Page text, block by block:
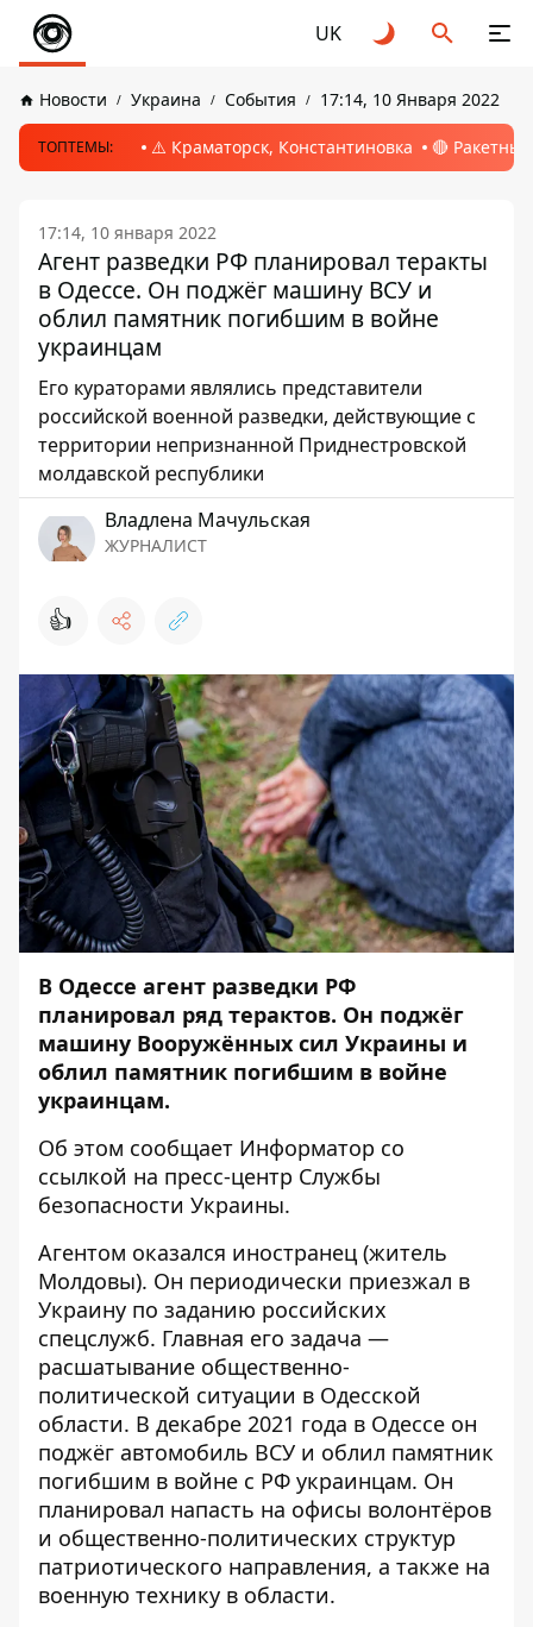
UK
Новости Украина События 17:14, 10 Января 2022
ТОПТЕМЫ: ⚠️ Краматорск, Константиновка 🔴
17:14, 10 января 2022
Агент разведки РФ планировал теракты
в Одессе. Он поджёг машину ВСУ и
облил памятник погибшим в войне
украинцам
Его кураторами являлись представители
российской военной разведки, действующие с
территории непризнанной Приднестровской
молдавской республики
Владлена Мачульская
ЖУРНАЛИСТ
👍
В Одессе агент разведки РФ
планировал ряд терактов. Он поджёг
машину Вооружённых сил Украины и
облил памятник погибшим в войне
украинцам.
Об этом сообщает Информатор со
ссылкой на пресс-центр Службы
безопасности Украины.
Агентом оказался иностранец (житель
Молдовы). Он периодически приезжал в
Украину по заданию российских
спецслужб. Главная его задача —
расшатывание общественно-
политической ситуации в Одесской
области. В декабре 2021 года в Одессе он
поджёг автомобиль ВСУ и облил памятник
погибшим в войне с РФ украинцам. Он
планировал напасть на офисы волонтёров
и общественно-политических структур
патриотического направления, а также на
военную технику в области.